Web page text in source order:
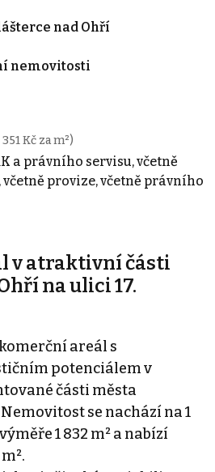
nad Ohří
nemovitosti
Kč za m²)
a právního servisu, včetně
včetně provize, včetně právního
v atraktivní části
na ulici 17.
areál s
potenciálem v
části města
se nachází na 1
1 832 m² a nabízí